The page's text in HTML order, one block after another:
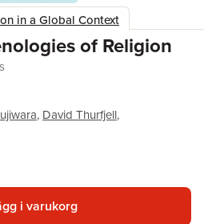
in a Global Context
of Religion
, David Thurfjell,
i varukorg